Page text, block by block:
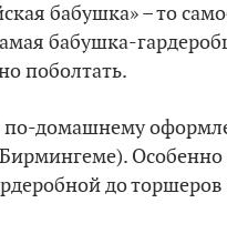
бабушка» – то
бабушка-
поболтать.
домашнему
до